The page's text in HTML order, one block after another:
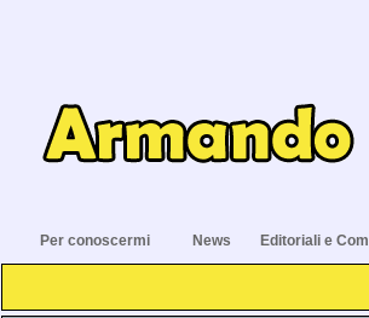
Per conoscermi News Editoriali e